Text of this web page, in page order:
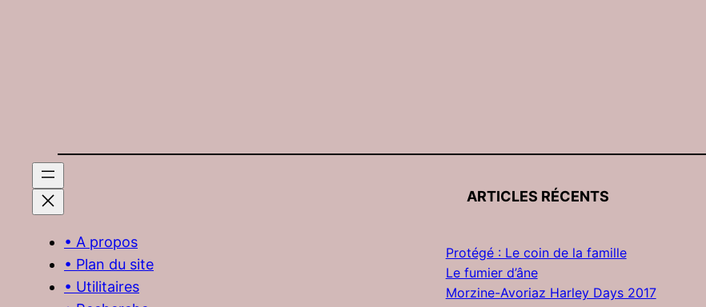
• A propos
• Plan du site
• Utilitaires
ARTICLES RÉCENTS
Protégé : Le coin de la famille
Le fumier d’âne
Morzine-Avoriaz Harley Days 2017